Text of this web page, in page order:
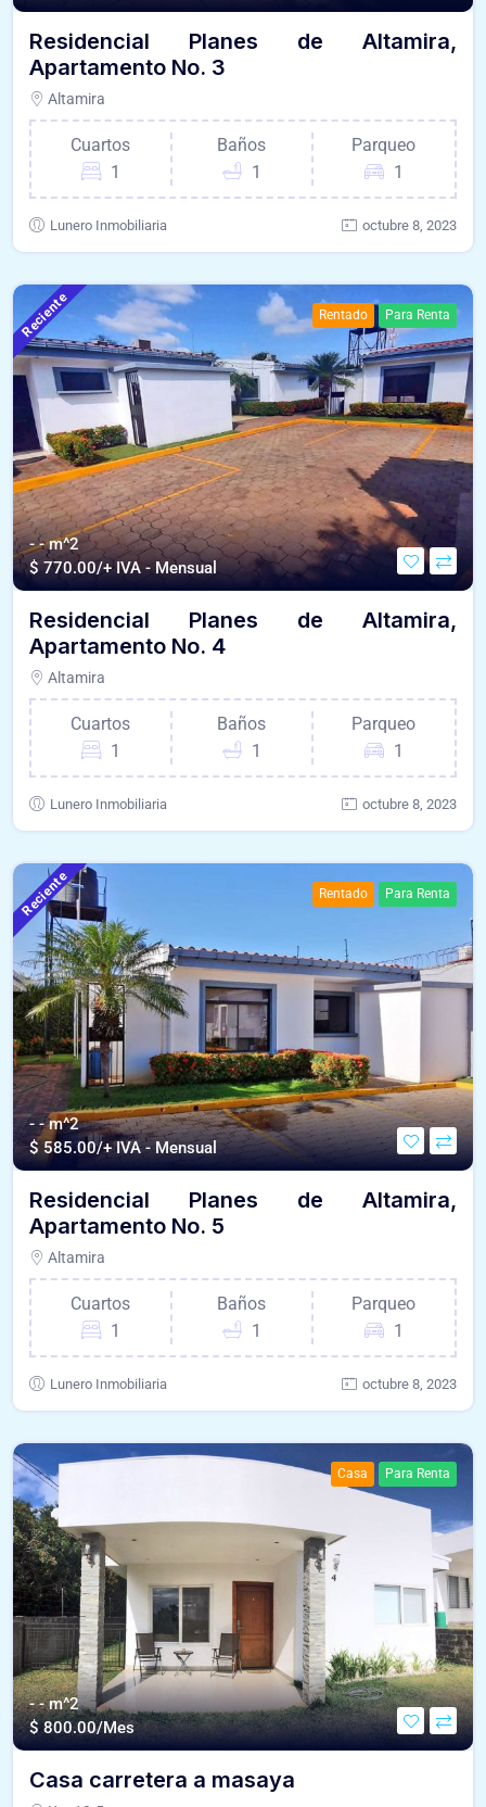
Residencial Planes de Altamira,
Apartamento No. 3
Altamira
Cuartos
1
Baños
1
Parqueo
1
Lunero Inmobiliaria octubre 8, 2023
Reciente Rentado Para Renta
- - m^2
$770.00/+ IVA - Mensual
Residencial Planes de Altamira,
Apartamento No. 4
Altamira
Cuartos
1
Baños
1
Parqueo
1
Lunero Inmobiliaria octubre 8, 2023
Reciente Rentado Para Renta
- - m^2
$585.00/+ IVA - Mensual
Residencial Planes de Altamira,
Apartamento No. 5
Altamira
Cuartos
1
Baños
1
Parqueo
1
Lunero Inmobiliaria octubre 8, 2023
Casa Para Renta
- - m^2
$800.00/Mes
Casa carretera a masaya